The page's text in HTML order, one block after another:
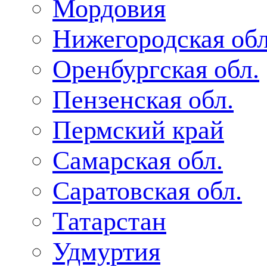
Мордовия
Нижегородская
Оренбургская обл.
Пензенская обл.
Пермский край
Самарская обл.
Саратовская обл.
Татарстан
Удмуртия